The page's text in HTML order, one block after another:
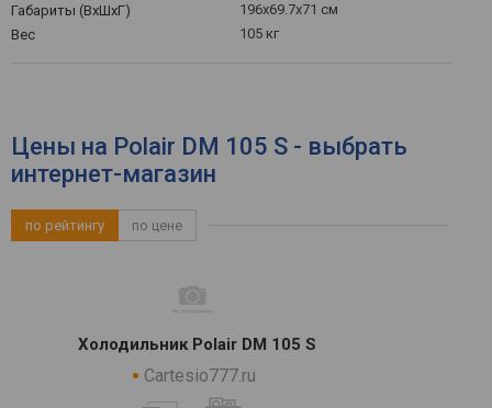
Габариты (ВхШхГ)
196x69.7x71 см
Вес
105 кг
Цены на Polair DM 105 S - выбрать
интернет-магазин
по рейтингу по цене
Холодильник Polair DM 105 S
Cartesio777.ru